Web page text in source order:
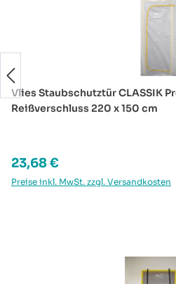
Vlies Staubschutztür CLASSIK
Reißverschluss 220 x 150 cm
Regulärer Preis:
23,68 €
Preise inkl. MwSt. zzgl. Versandkosten